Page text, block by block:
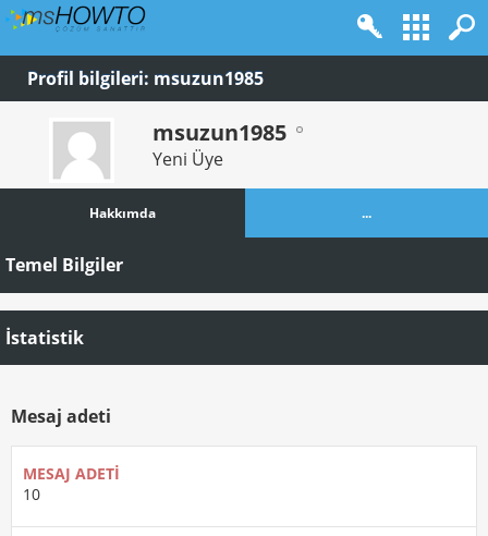
Profil bilgileri: msuzun1985
msuzun1985
Yeni Üye
Hakkımda ...
Temel Bilgiler
İstatistik
Mesaj adeti
MESAJ ADETI
10